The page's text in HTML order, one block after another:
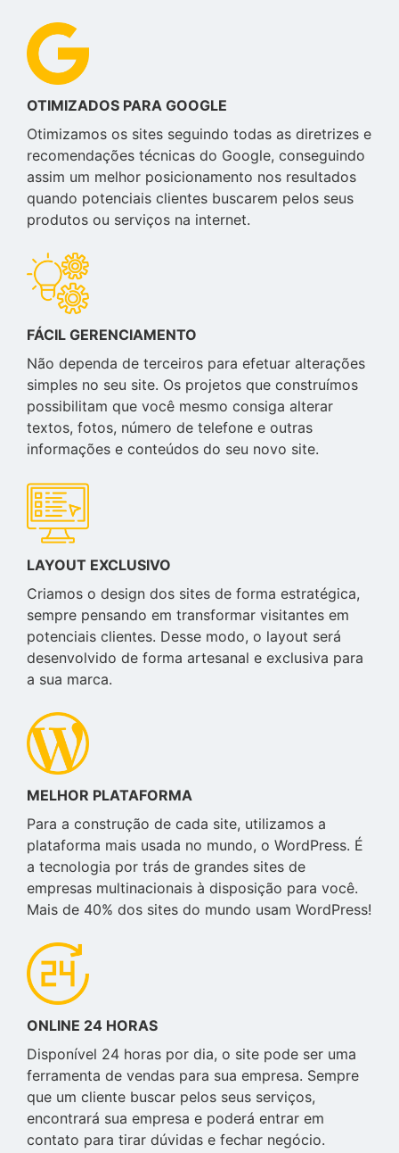
OTIMIZADOS PARA GOOGLE
Otimizamos os sites seguindo todas as diretrizes e
recomendações técnicas do Google, conseguindo
assim um melhor posicionamento nos resultados
quando potenciais clientes buscarem pelos seus
produtos ou serviços na internet.
FÁCIL GERENCIAMENTO
Não dependa de terceiros para efetuar alterações
simples no seu site. Os projetos que construímos
possibilitam que você mesmo consiga alterar
textos, fotos, número de telefone e outras
informações e conteúdos do seu novo site.
LAYOUT EXCLUSIVO
Criamos o design dos sites de forma estratégica,
sempre pensando em transformar visitantes em
potenciais clientes. Desse modo, o layout será
desenvolvido de forma artesanal e exclusiva para
a sua marca.
MELHOR PLATAFORMA
Para a construção de cada site, utilizamos a
plataforma mais usada no mundo, o WordPress. É
a tecnologia por trás de grandes sites de
empresas multinacionais à disposição para você.
Mais de 40% dos sites do mundo usam WordPress!
ONLINE 24 HORAS
Disponível 24 horas por dia, o site pode ser uma
ferramenta de vendas para sua empresa. Sempre
que um cliente buscar pelos seus serviços,
encontrará sua empresa e poderá entrar em
contato para tirar dúvidas e fechar negócio.